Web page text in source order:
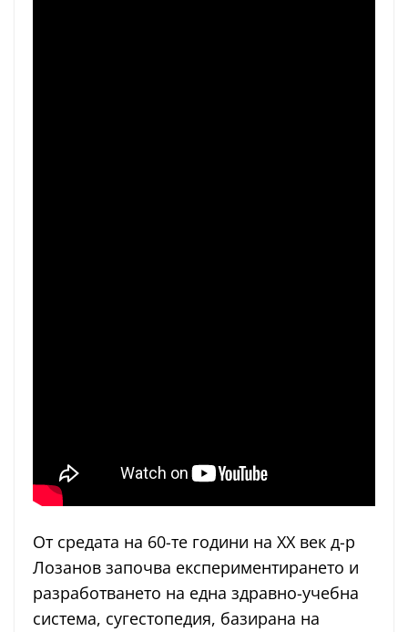
От средата на 60-те години на ХХ век д-р
Лозанов започва експериментирането и
разработването на една здравно-учебна
система, сугестопедия, базирана на